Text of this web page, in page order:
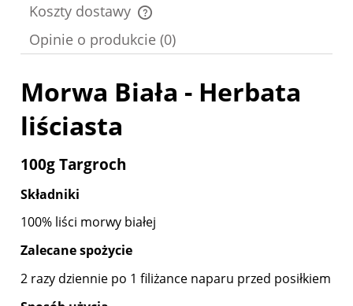
Koszty dostawy
Cena nie zawiera ewentualnych kosztów płatności
Opinie o produkcie (0)
Morwa Biała - Herbata
liściasta
100g Targroch
Składniki
100% liści morwy białej
Zalecane spożycie
2 razy dziennie po 1 filiżance naparu przed posiłkiem